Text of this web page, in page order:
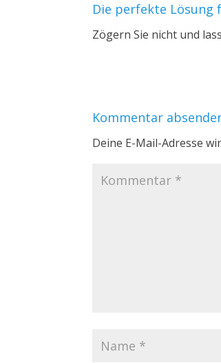
Die perfekte Lösung
Zögern Sie nicht und
Kommentar
Deine E-Mail-Adresse